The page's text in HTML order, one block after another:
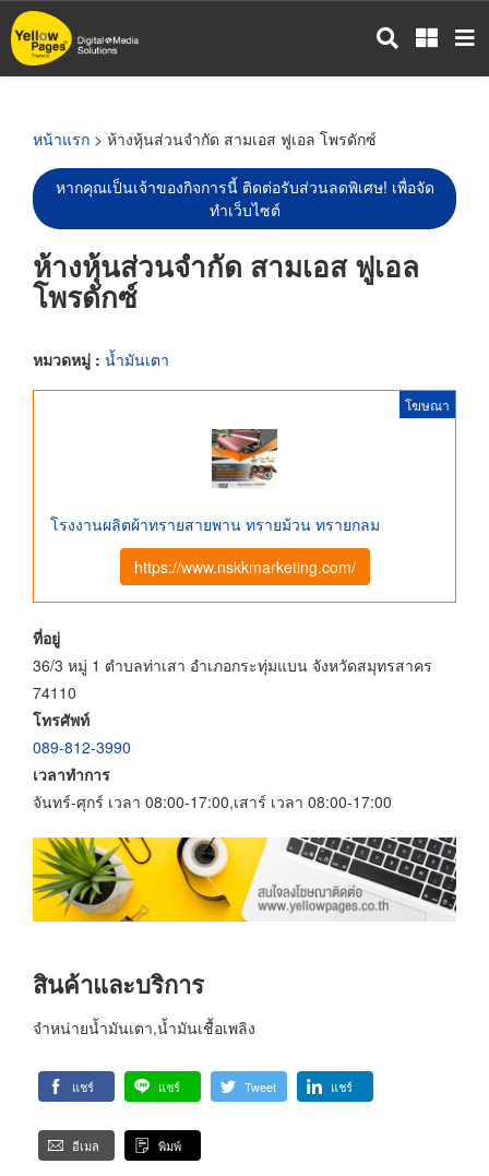
ข้าม
ไป
หน้าแรก > ห้างหุ้นส่วนจำกัด สามเอส ฟูเอล โพรดักซ์
หากคุณเป็นเจ้าของกิจการนี้ ติดต่อรับส่วนลดพิเศษ! เพื่อจัด
ทำเว็บไซต์
ห้างหุ้นส่วนจำกัด สามเอส ฟูเอล
โพรดักซ์
หมวดหมู่ : น้ำมันเตา
โฆษณา
โรงงานผลิตผ้าทรายสายพาน ทรายม้วน ทรายกลม
https://www.nskkmarketing.com/
ที่อยู่
36/3 หมู่ 1 ตำบลท่าเสา อำเภอกระทุ่มแบน จังหวัดสมุทรสาคร
74110
โทรศัพท์
089-812-3990
เวลาทำการ
จันทร์-ศุกร์ เวลา 08:00-17:00,เสาร์ เวลา 08:00-17:00
สินค้าและบริการ
จำหน่ายน้ำมันเตา,น้ำมันเชื้อเพลิง
แชร์ แชร์ Tweet แชร์
อีเมล พิมพ์